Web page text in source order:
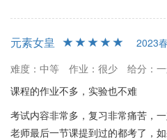
元素女皇
2023春
难度：中等
作业：很少 给分：
课程的作业不多，实验也不难
考试内容非常多，复习非常痛苦，
老师最后一节课提到过的都考了，